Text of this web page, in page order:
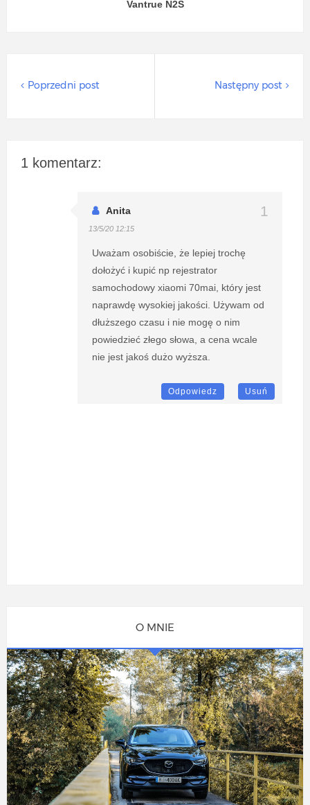
Vantrue N2S
Następny post
Poprzedni post
1 komentarz:
Anita
13/5/20 12:15
Uważam osobiście, że lepiej trochę
dołożyć i kupić np rejestrator
samochodowy xiaomi 70mai, który jest
naprawdę wysokiej jakości. Używam od
dłuższego czasu i nie mogę o nim
powiedzieć złego słowa, a cena wcale
nie jest jakoś dużo wyższa.
Odpowiedz Usuń
O MNIE